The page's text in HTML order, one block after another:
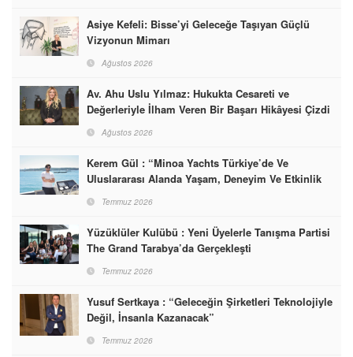
Asiye Kefeli: Bisse’yi Geleceğe Taşıyan Güçlü
Vizyonun Mimarı
Ağustos 2026
Av. Ahu Uslu Yılmaz: Hukukta Cesareti ve
Değerleriyle İlham Veren Bir Başarı Hikâyesi Çizdi
Ağustos 2026
Kerem Gül : “Minoa Yachts Türkiye’de Ve
Uluslararası Alanda Yaşam, Deneyim Ve Etkinlik
Markası Olacak”
Temmuz 2026
Yüzüklüler Kulübü : Yeni Üyelerle Tanışma Partisi
The Grand Tarabya’da Gerçekleşti
Temmuz 2026
Yusuf Sertkaya : “Geleceğin Şirketleri Teknolojiyle
Değil, İnsanla Kazanacak”
Temmuz 2026